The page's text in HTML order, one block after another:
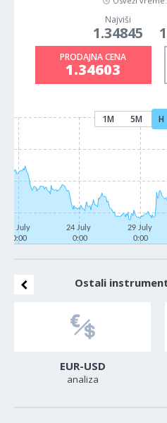
Najviši
1.34845
PRODAJNA CENA
1.34603
1M 5M H
21 July
0:00
24 July
0:00
29 July
0:00
Ostali
EUR-USD
analiza